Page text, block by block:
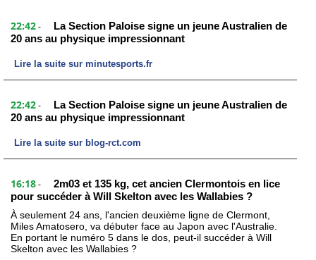
22:42 -
La Section Paloise signe un jeune Australien de
20 ans au physique impressionnant
Lire la suite sur minutesports.fr
22:42 -
La Section Paloise signe un jeune Australien de
20 ans au physique impressionnant
Lire la suite sur blog-rct.com
16:18 -
2m03 et 135 kg, cet ancien Clermontois en lice
pour succéder à Will Skelton avec les Wallabies ?
À seulement 24 ans, l'ancien deuxième ligne de Clermont,
Miles Amatosero, va débuter face au Japon avec l'Australie.
En portant le numéro 5 dans le dos, peut-il succéder à Will
Skelton avec les Wallabies ?